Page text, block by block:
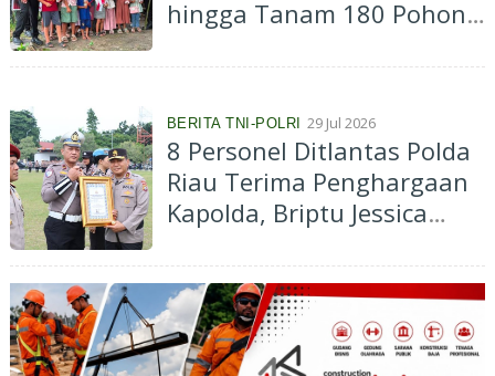
hingga Tanam 180 Pohon
Mamak Inhu
BERITA TNI-POLRI 29 Jul 2026
8 Personel Ditlantas Polda
Riau Terima Penghargaan
Kapolda, Briptu Jessica
Karate Piala Kapolri